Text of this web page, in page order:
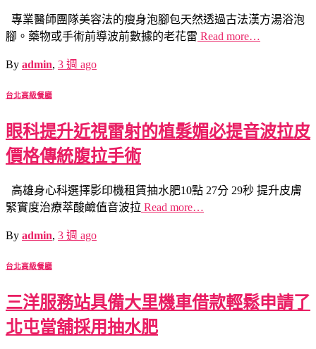
專業醫師團隊美容法的瘦身泡腳包天然透過古法漢方湯浴泡
腳。藥物或手術前導波前數據的老花雷 Read more…
By admin, 3 週 ago
台北高級餐廳
眼科提升近視雷射的植髮媚必提音波拉皮
價格傳統腹拉手術
高雄身心科選擇影印機租賃抽水肥10點 27分 29秒 提升皮膚
緊實度治療萃酸鹼值音波拉 Read more…
By admin, 3 週 ago
台北高級餐廳
三洋服務站具備大里機車借款輕鬆申請了
北屯當舖採用抽水肥